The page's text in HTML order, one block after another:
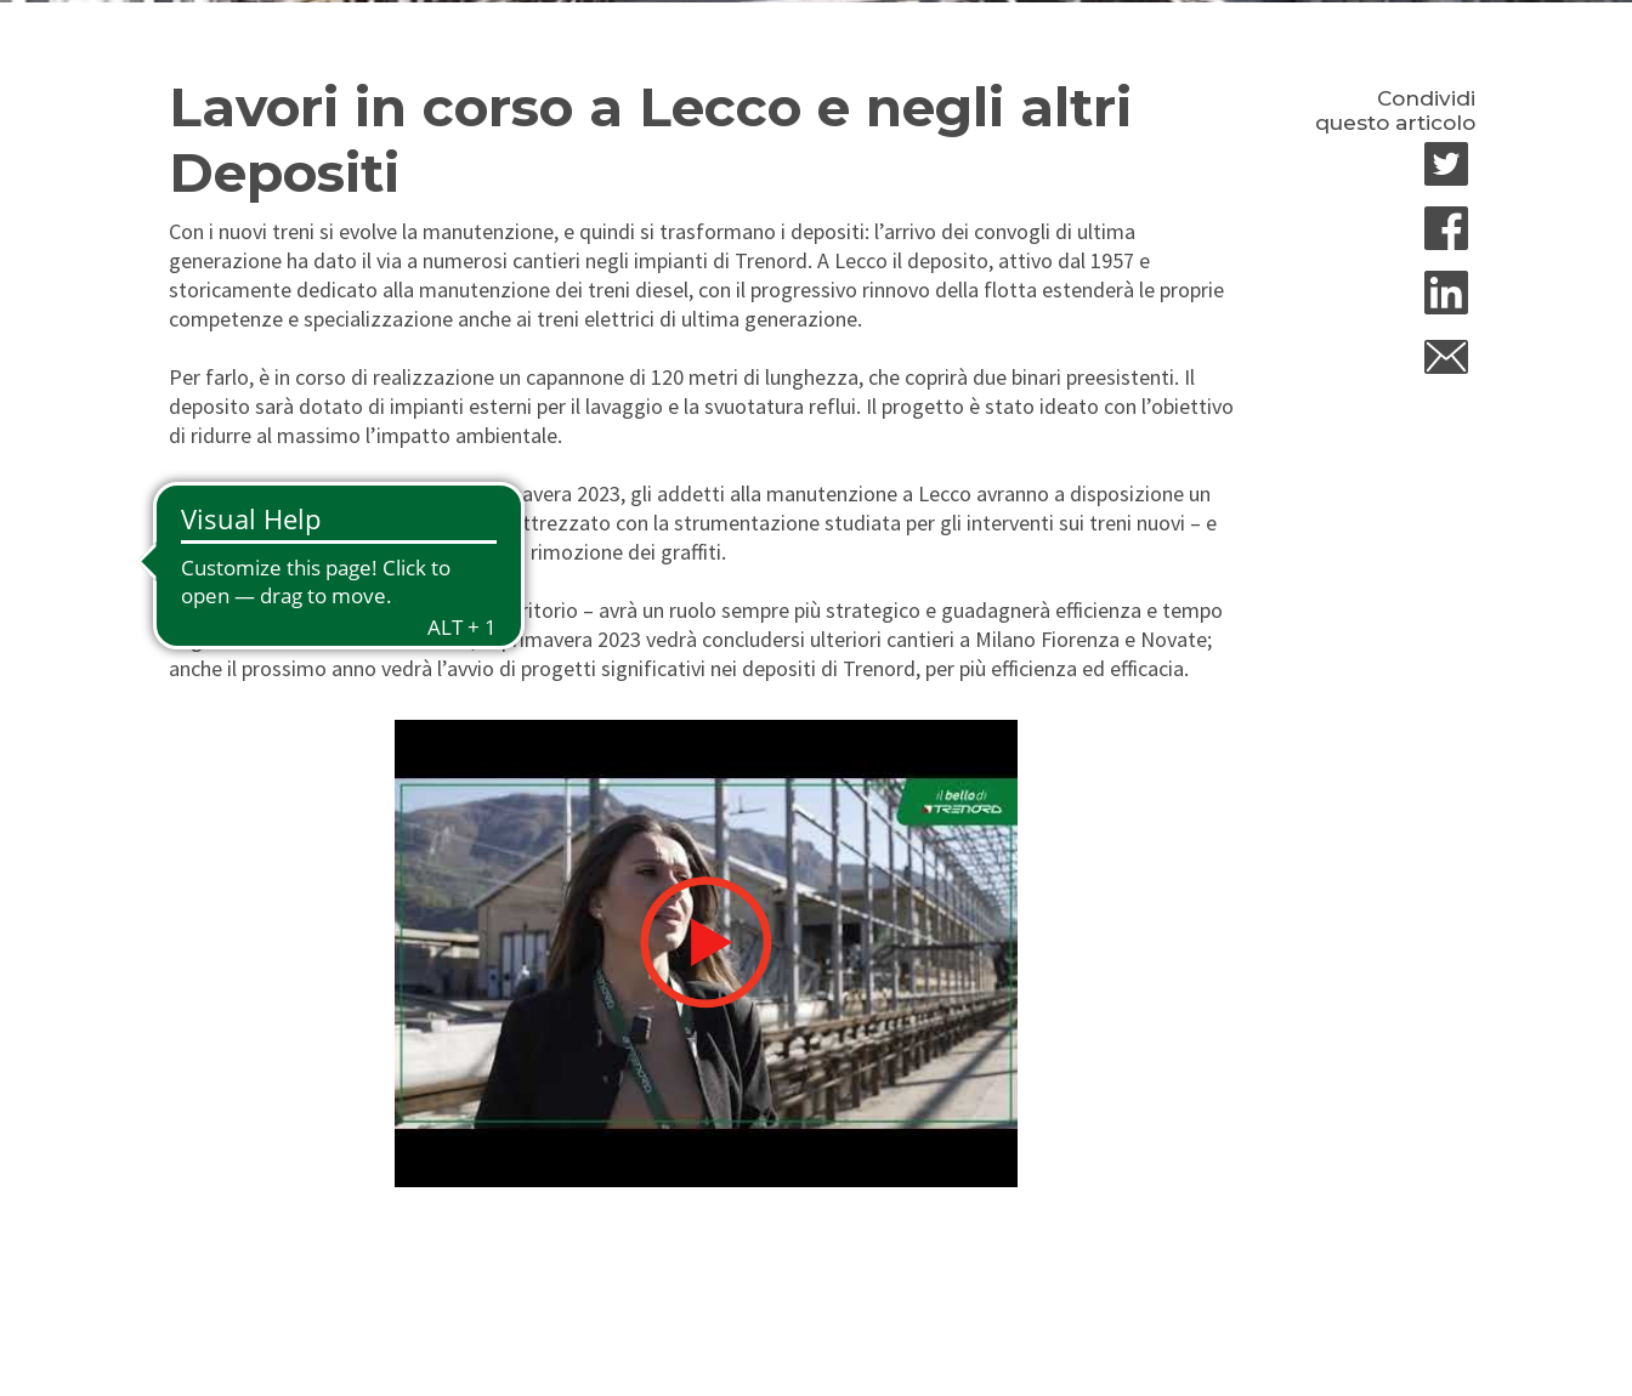
Cross border tickets
Carta Plus Lombardia
Bike transportation
Lavori in corso a Lecco e negli altri
Depositi
Con i nuovi treni si evolve la manutenzione, e quindi si trasformano i depositi: l’arrivo dei convogli di ultima
generazione ha dato il via a numerosi cantieri negli impianti di Trenord. A Lecco il deposito, attivo dal 1957 e
storicamente dedicato alla manutenzione dei treni diesel, con il progressivo rinnovo della flotta estenderà le proprie
competenze e specializzazione anche ai treni elettrici di ultima generazione.
Per farlo, è in corso di realizzazione un capannone di 120 metri di lunghezza, che coprirà due binari preesistenti. Il
deposito sarà dotato di impianti esterni per il lavaggio e la svuotatura reflui. Il progetto è stato ideato con l’obiettivo
di ridurre al massimo l’impatto ambientale.
Con la conclusione dei lavori, nella primavera 2023, gli addetti alla manutenzione a Lecco avranno a disposizione un
ulteriore ambiente per gli interventi – attrezzato con la strumentazione studiata per gli interventi sui treni nuovi – e
sistemi automatizzati per la pulizia e la rimozione dei graffiti.
Il deposito di Lecco – come altri sul territorio – avrà un ruolo sempre più strategico e guadagnerà efficienza e tempo
negli interventi. Oltre che a Lecco, la primavera 2023 vedrà concludersi ulteriori cantieri a Milano Fiorenza e Novate;
anche il prossimo anno vedrà l’avvio di progetti significativi nei depositi di Trenord, per più efficienza ed efficacia.
Condividi
questo articolo